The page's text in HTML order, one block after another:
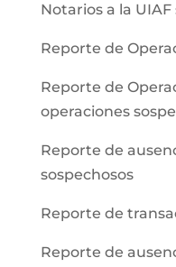
Notarios a la UIAF
Reporte de
Reporte de
operaciones
Reporte de
sospechosos
Reporte de
Reporte de